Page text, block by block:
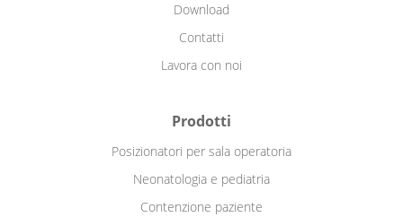
Download
Contatti
Lavora con noi
Prodotti
Posizionatori per sala operatoria
Neonatologia e pediatria
Contenzione paziente